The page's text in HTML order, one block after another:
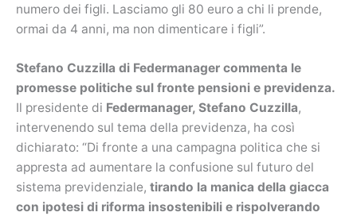
numero dei figli. Lasciamo gli 80 euro a chi li prende,
ormai da 4 anni, ma non dimenticare i figli”.
Stefano Cuzzilla di Federmanager commenta le
promesse politiche sul fronte pensioni e previdenza.
Il presidente di Federmanager, Stefano Cuzzilla,
intervenendo sul tema della previdenza, ha così
dichiarato: “Di fronte a una campagna politica che si
appresta ad aumentare la confusione sul futuro del
sistema previdenziale, tirando la manica della giacca
con ipotesi di riforma insostenibili e rispolverando